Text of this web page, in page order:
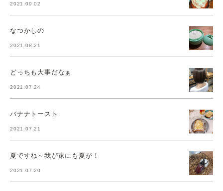
2021.09.02
なつかしの
2021.08.21
どっちも大事だなぁ
2021.07.24
バナナトースト
2021.07.21
夏ですね～我が家にも夏が！
2021.07.20